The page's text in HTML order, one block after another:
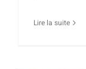
Lire la suite